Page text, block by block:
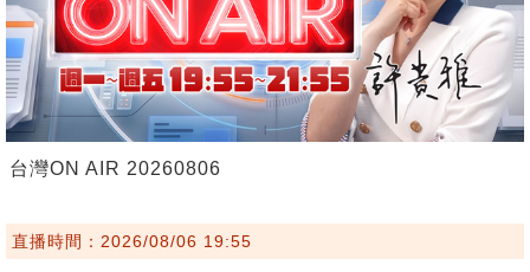
台灣ON AIR 20260806
直播時間：2026/08/06 19:55